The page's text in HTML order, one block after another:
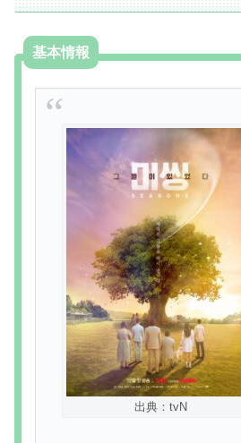
基本情報
出典：tvN